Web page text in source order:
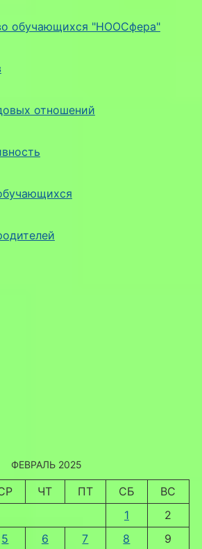
обучающихся "НООСфера"
отношений
ФЕВРАЛЬ 2025
ЧТ ПТ СБ
ВС
1
2
5 6 7 8 9